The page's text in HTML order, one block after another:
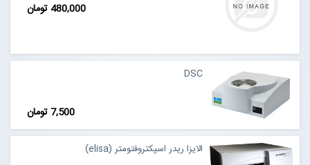
480,000 تومان
DSC
7,500 تومان
الایزا ریدر اسپکتروفتومتر (elisa)